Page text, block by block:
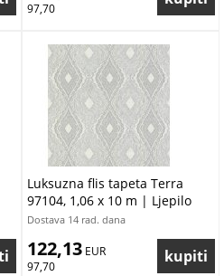
97,70
Luksuzna flis tapeta Terra
97104, 1,06 x 10 m | Ljepilo
besplatno
Dostava 14 rad. dana
122,13 EUR
97,70